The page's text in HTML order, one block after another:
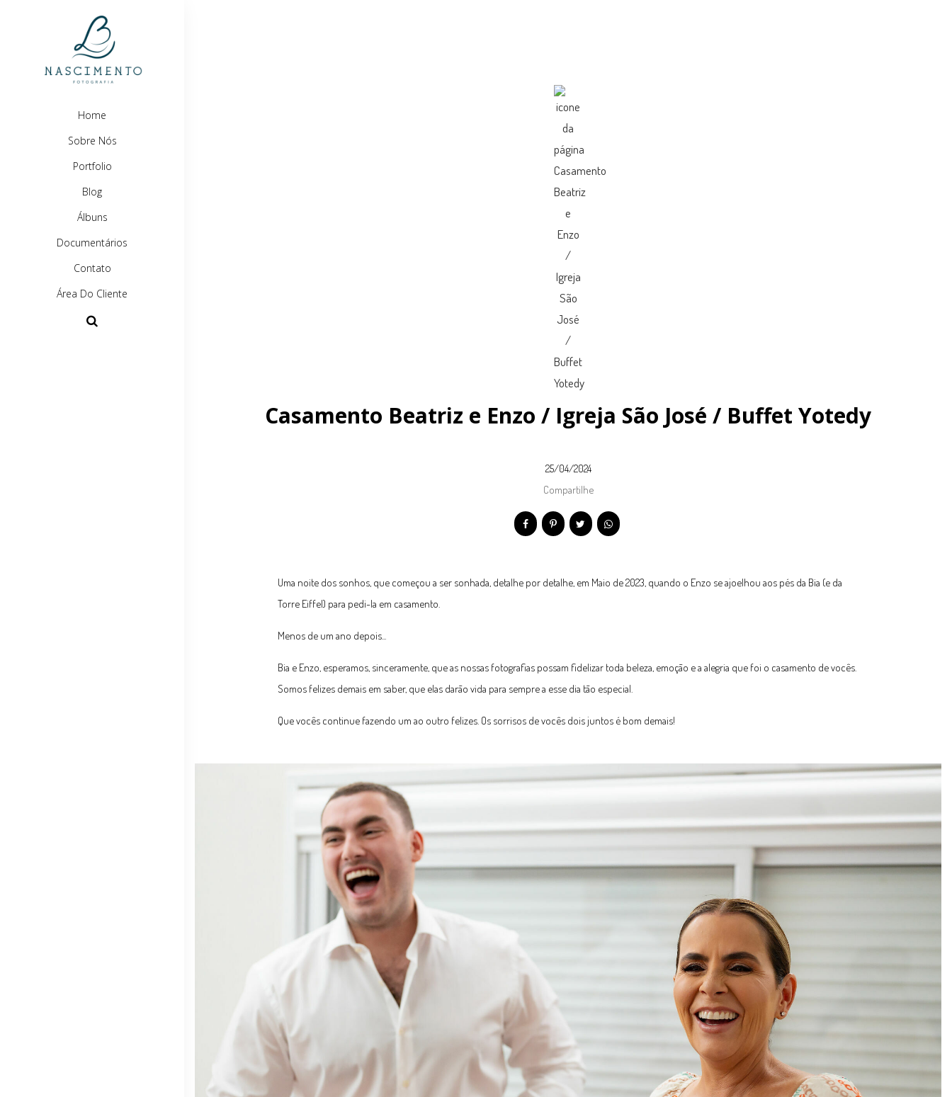
Home
Sobre Nós
Portfolio
Blog
Álbuns
Documentários
Contato
Área Do Cliente
Casamento Beatriz e Enzo / Igreja São José / Buffet Yotedy
25/04/2024
Compartilhe
Uma noite dos sonhos, que começou a ser sonhada, detalhe por detalhe, em Maio de 2023, quando o Enzo se ajoelhou aos pés da Bia (e da
Torre Eiffel) para pedi-la em casamento.
Menos de um ano depois...
Bia e Enzo, esperamos, sinceramente, que as nossas fotografias possam fidelizar toda beleza, emoção e a alegria que foi o casamento de vocês.
Somos felizes demais em saber, que elas darão vida para sempre a esse dia tão especial.
Que vocês continue fazendo um ao outro felizes. Os sorrisos de vocês dois juntos é bom demais!